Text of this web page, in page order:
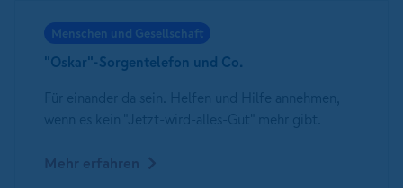
Menschen und Gesellschaft
"Oskar"-Sorgentelefon und Co.
Mehr erfahren